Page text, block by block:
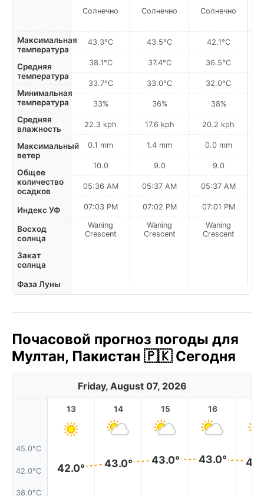
Максимальная
температура
Средняя
температура
Минимальная
температура
Средняя
влажность
Максимальный
ветер
Общее
количество
осадков
Индекс УФ
Восход
солнца
Закат
солнца
Фаза Луны
Солнечно
43.3°C
38.1°C
33.7°C
33%
22.3 kph
0.1 mm
10.0
05:36 AM
07:03 PM
Waning
Crescent
Солнечно
43.5°C
37.4°C
33.0°C
36%
17.6 kph
1.4 mm
9.0
05:37 AM
07:02 PM
Waning
Crescent
Солнечно
42.1°C
36.5°C
32.0°C
38%
20.2 kph
0.0 mm
9.0
05:37 AM
07:01 PM
Waning
Crescent
Почасовой прогноз погоды для
Мултан, Пакистан 🇵🇰 Сегодня
Friday, August 07, 2026
45.0°C
42.0°C
38.0°C
13
42.0°
14
43.0°
15
43.0°
16
43.0°